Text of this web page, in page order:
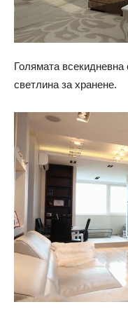
Голямата
светлина за хранене.